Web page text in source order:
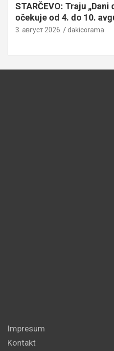
STARČEVO: Traju
očekuje od 4. do 10.
3. август 2026. dakicorama
Impresum
Kontakt